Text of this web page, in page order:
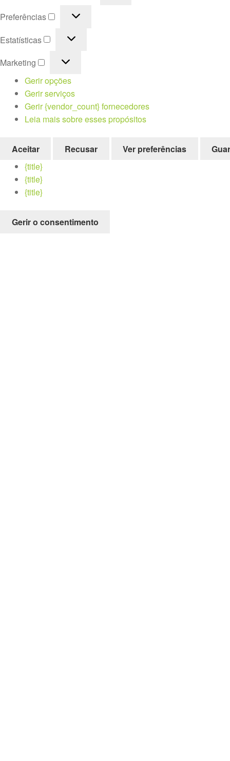
Preferências
Preferências
Estatísticas Estatísticas
Marketing
Marketing
Gerir opções
Gerir serviços
Gerir {vendor_count} fornecedores
Leia mais sobre esses propósitos
Aceitar Recusar Ver preferências
{title}
{title}
{title}
Gerir o consentimento